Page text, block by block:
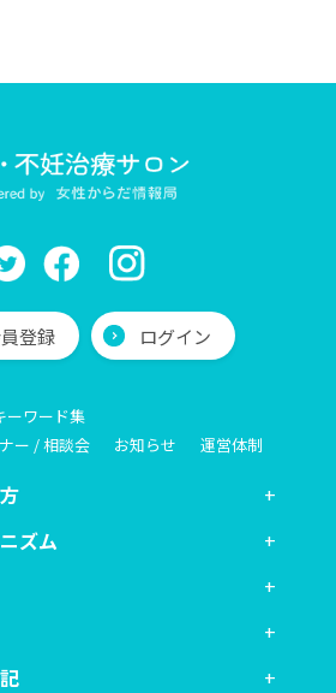
登録 ログイン
ーワード集
ー / 相談会
お知らせ 運営体制
ズム